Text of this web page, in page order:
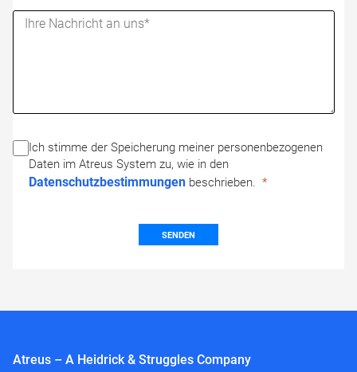
Ich stimme der Speicherung meiner personenbezogenen
Daten im Atreus System zu, wie in den
Datenschutzbestimmungen beschrieben.
SENDEN
Atreus – A Heidrick & Struggles Company